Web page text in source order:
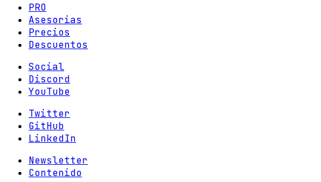
PRO
Asesorias
Precios
Descuentos
Social
Discord
YouTube
Twitter
GitHub
LinkedIn
Newsletter
Contenido